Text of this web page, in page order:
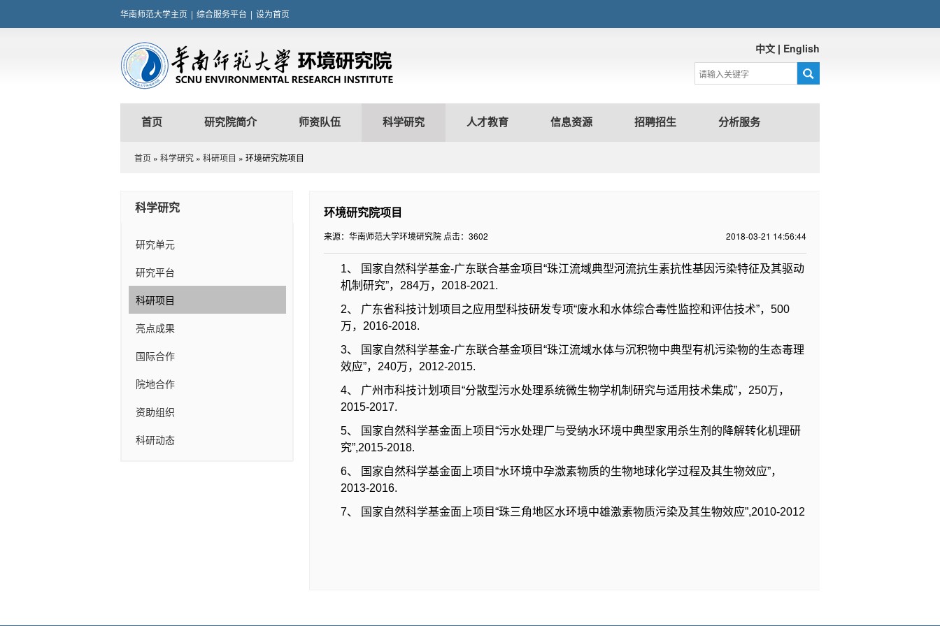
华南师范大学主页 | 综合服务平台 | 设为首页
中文 | English
首页 研究院简介 师资队伍 科学研究 人才教育 信息资源 招聘招生 分析服务
首页 » 科学研究 » 科研项目 » 环境研究院项目
科学研究
研究单元
研究平台
科研项目
亮点成果
国际合作
院地合作
资助组织
科研动态
环境研究院项目
2018-03-21 14:56:44
来源：华南师范大学环境研究院 点击： 3602
1、 国家自然科学基金-广东联合基金项目“珠江流域典型河流抗生素抗性基因污染特征及其驱动
机制研究”，284万，2018-2021.
2、 广东省科技计划项目之应用型科技研发专项“废水和水体综合毒性监控和评估技术”，500
万，2016-2018.
3、 国家自然科学基金-广东联合基金项目“珠江流域水体与沉积物中典型有机污染物的生态毒理
效应”，240万，2012-2015.
4、 广州市科技计划项目“分散型污水处理系统微生物学机制研究与适用技术集成”，250万，
2015-2017.
5、 国家自然科学基金面上项目“污水处理厂与受纳水环境中典型家用杀生剂的降解转化机理研
究”,2015-2018.
6、 国家自然科学基金面上项目“水环境中孕激素物质的生物地球化学过程及其生物效应”，
2013-2016.
7、 国家自然科学基金面上项目“珠三角地区水环境中雄激素物质污染及其生物效应”,2010-2012